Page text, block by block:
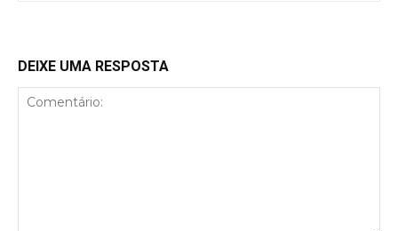
DEIXE UMA RESPOSTA